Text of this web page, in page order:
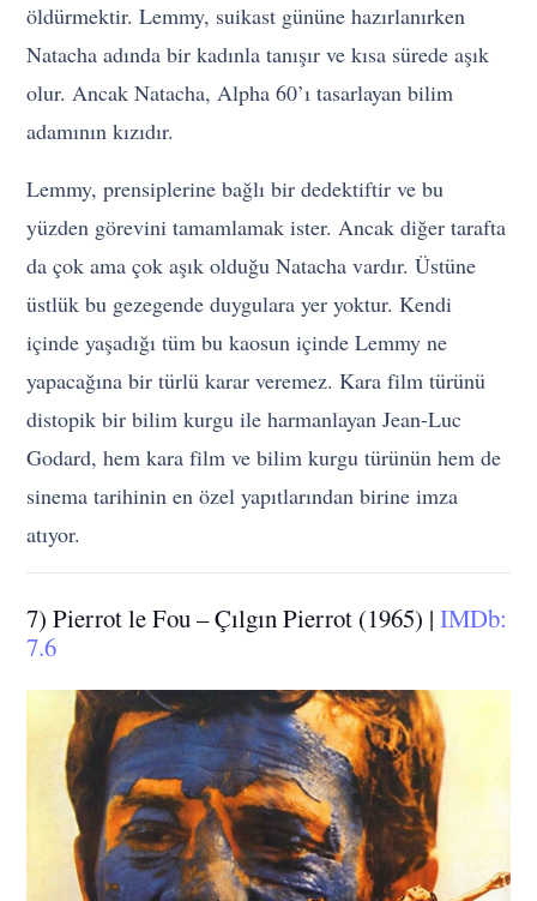
öldürmektir. Lemmy, suikast gününe hazırlanırken
Natacha adında bir kadınla tanışır ve kısa sürede aşık
olur. Ancak Natacha, Alpha 60’ı tasarlayan bilim
adamının kızıdır.
Lemmy, prensiplerine bağlı bir dedektiftir ve bu
yüzden görevini tamamlamak ister. Ancak diğer tarafta
da çok ama çok aşık olduğu Natacha vardır. Üstüne
üstlük bu gezegende duygulara yer yoktur. Kendi
içinde yaşadığı tüm bu kaosun içinde Lemmy ne
yapacağına bir türlü karar veremez. Kara film türünü
distopik bir bilim kurgu ile harmanlayan Jean-Luc
Godard, hem kara film ve bilim kurgu türünün hem de
sinema tarihinin en özel yapıtlarından birine imza
atıyor.
7) Pierrot le Fou – Çılgın Pierrot (1965) |IMDb:
7.6